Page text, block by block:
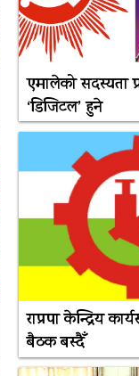
एमालेको सदस्यता
‘डिजिटल’ हुने
राप्रपा केन्द्रिय
बैठक बस्दैँ